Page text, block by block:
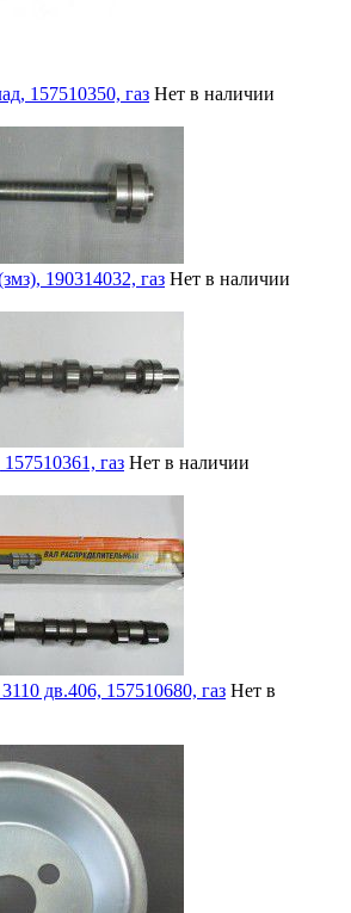
157510350, газ Нет в наличии
190314032, газ Нет в наличии
газ Нет в наличии
дв.406, 157510680, газ Нет в